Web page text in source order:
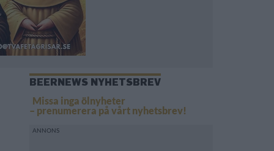
BEERNEWS NYHETSBREV
Missa inga ölnyheter
– prenumerera på vårt nyhetsbrev!